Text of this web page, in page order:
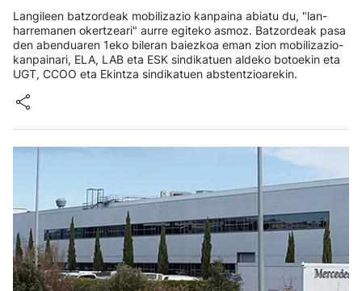
Langileen batzordeak mobilizazio kanpaina abiatu du, "lan-
harremanen okertzeari" aurre egiteko asmoz. Batzordeak pasa
den abenduaren 1eko bileran baiezkoa eman zion mobilizazio-
kanpainari, ELA, LAB eta ESK sindikatuen aldeko botoekin eta
UGT, CCOO eta Ekintza sindikatuen abstentzioarekin.